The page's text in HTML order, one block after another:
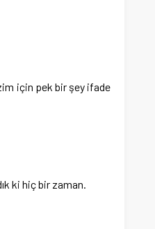
için pek bir şey ifade
ki hiç bir zaman.